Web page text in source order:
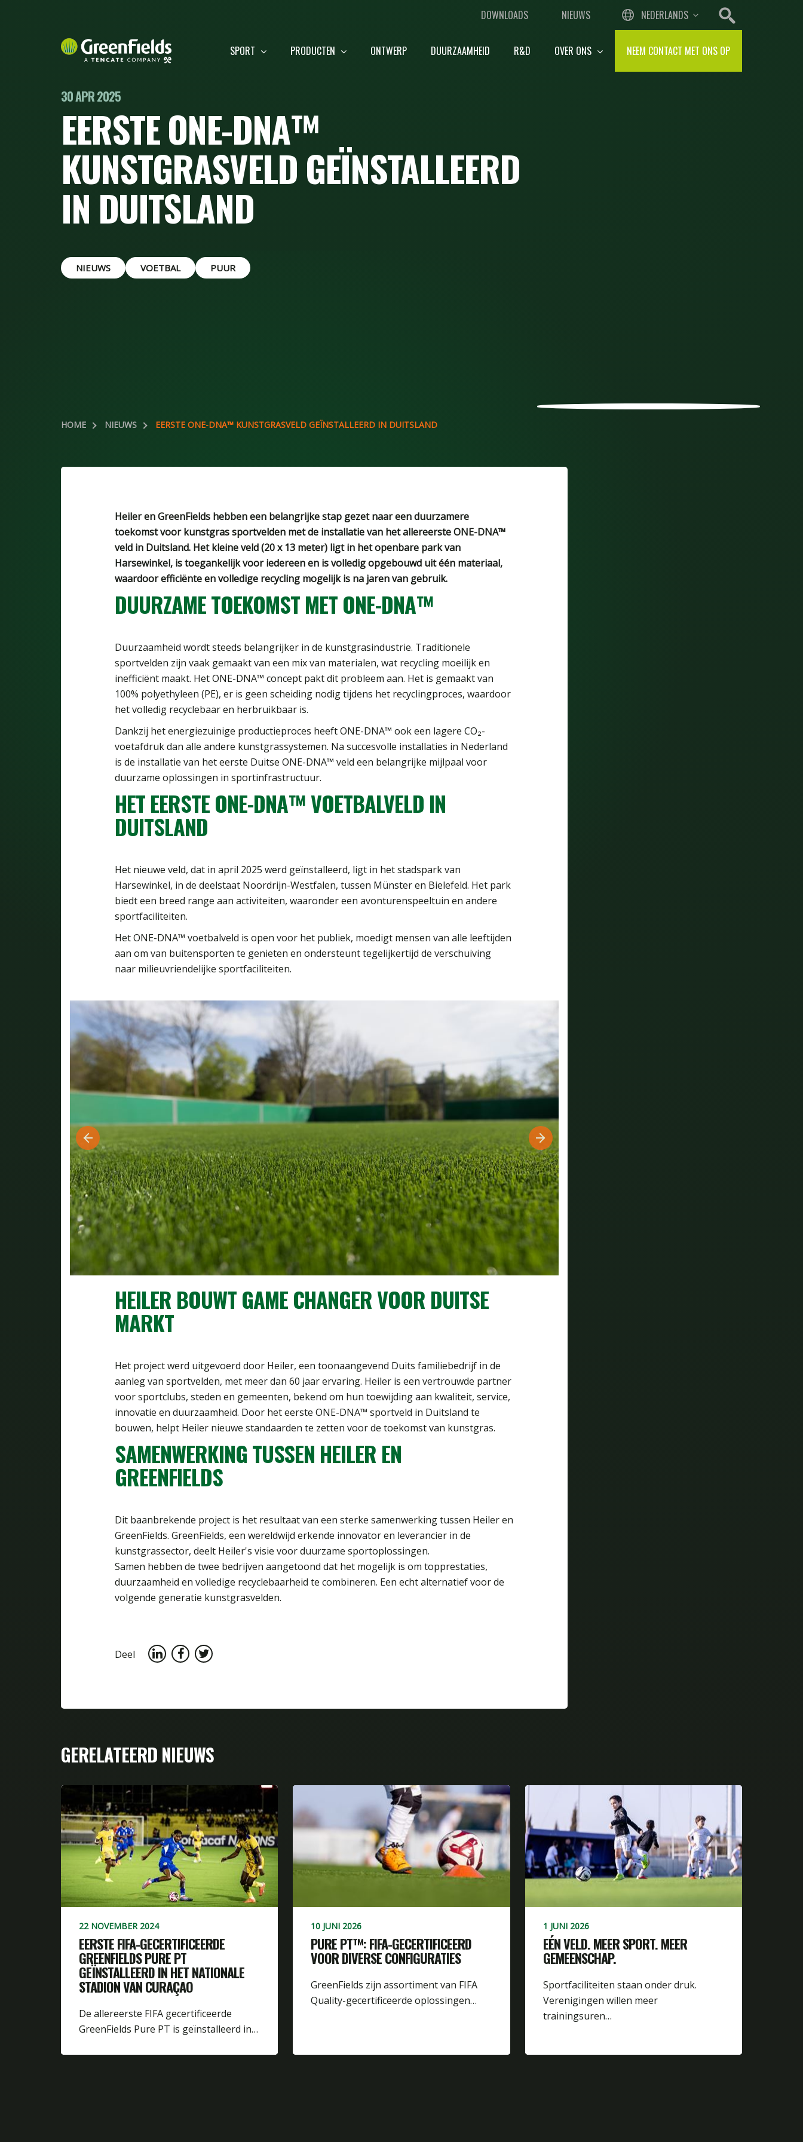
DOWNLOADS NIEUWS NEDERLANDS
SPORT PRODUCTEN ONTWERP DUURZAAMHEID R&D OVER ONS NEEM CONTACT MET ONS OP
30 APR 2025
EERSTE ONE-DNA™
KUNSTGRASVELD GEÏNSTALLEERD
IN DUITSLAND
VOETBAL
NIEUWS PUUR
HOME NIEUWS EERSTE ONE-DNA™ KUNSTGRASVELD GEÏNSTALLEERD IN DUITSLAND
Heiler en GreenFields hebben een belangrijke stap gezet naar een duurzamere
toekomst voor kunstgras sportvelden met de installatie van het allereerste ONE-DNA™
veld in Duitsland. Het kleine veld (20 x 13 meter) ligt in het openbare park van
Harsewinkel, is toegankelijk voor iedereen en is volledig opgebouwd uit één materiaal,
waardoor efficiënte en volledige recycling mogelijk is na jaren van gebruik.
DUURZAME TOEKOMST MET ONE-DNA™
Duurzaamheid wordt steeds belangrijker in de kunstgrasindustrie. Traditionele
sportvelden zijn vaak gemaakt van een mix van materialen, wat recycling moeilijk en
inefficiënt maakt. Het ONE-DNA™ concept pakt dit probleem aan. Het is gemaakt van
100% polyethyleen (PE), er is geen scheiding nodig tijdens het recyclingproces, waardoor
het volledig recyclebaar en herbruikbaar is.
Dankzij het energiezuinige productieproces heeft ONE-DNA™ ook een lagere CO₂-
voetafdruk dan alle andere kunstgrassystemen. Na succesvolle installaties in Nederland
is de installatie van het eerste Duitse ONE-DNA™ veld een belangrijke mijlpaal voor
duurzame oplossingen in sportinfrastructuur.
HET EERSTE ONE-DNA™ VOETBALVELD IN
DUITSLAND
Het nieuwe veld, dat in april 2025 werd geïnstalleerd, ligt in het stadspark van
Harsewinkel, in de deelstaat Noordrijn-Westfalen, tussen Münster en Bielefeld. Het park
biedt een breed range aan activiteiten, waaronder een avonturenspeeltuin en andere
sportfaciliteiten.
Het ONE-DNA™ voetbalveld is open voor het publiek, moedigt mensen van alle leeftijden
aan om van buitensporten te genieten en ondersteunt tegelijkertijd de verschuiving
naar milieuvriendelijke sportfaciliteiten.
HEILER BOUWT GAME CHANGER VOOR DUITSE
MARKT
Het project werd uitgevoerd door Heiler, een toonaangevend Duits familiebedrijf in de
aanleg van sportvelden, met meer dan 60 jaar ervaring. Heiler is een vertrouwde partner
voor sportclubs, steden en gemeenten, bekend om hun toewijding aan kwaliteit, service,
innovatie en duurzaamheid. Door het eerste ONE-DNA™ sportveld in Duitsland te
bouwen, helpt Heiler nieuwe standaarden te zetten voor de toekomst van kunstgras.
SAMENWERKING TUSSEN HEILER EN
GREENFIELDS
Dit baanbrekende project is het resultaat van een sterke samenwerking tussen Heiler en
GreenFields. GreenFields, een wereldwijd erkende innovator en leverancier in de
kunstgrassector, deelt Heiler's visie voor duurzame sportoplossingen.
Samen hebben de twee bedrijven aangetoond dat het mogelijk is om topprestaties,
duurzaamheid en volledige recyclebaarheid te combineren. Een echt alternatief voor de
volgende generatie kunstgrasvelden.
Deel
GERELATEERD NIEUWS
22 NOVEMBER 2024
EERSTE FIFA-GECERTIFICEERDE
GREENFIELDS PURE PT
GEÏNSTALLEERD IN HET NATIONALE
STADION VAN CURAÇAO
De allereerste FIFA gecertificeerde
GreenFields Pure PT is geïnstalleerd in…
10 JUNI 2026
PURE PT™: FIFA-GECERTIFICEERD
VOOR DIVERSE CONFIGURATIES
GreenFields zijn assortiment van FIFA
Quality-gecertificeerde oplossingen…
1 JUNI 2026
EÉN VELD. MEER SPORT. MEER
GEMEENSCHAP.
Sportfaciliteiten staan onder druk.
Verenigingen willen meer
trainingsuren…